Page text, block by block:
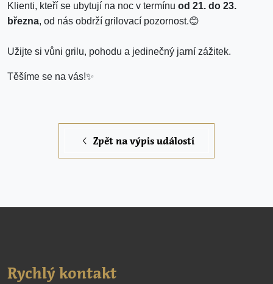
Klienti, kteří se ubytují na noc v termínu od 21. do 23.
března, od nás obdrží grilovací pozornost.😊
Užijte si vůni grilu, pohodu a jedinečný jarní zážitek.
Těšíme se na vás!✨
Zpět na výpis událostí
Rychlý kontakt